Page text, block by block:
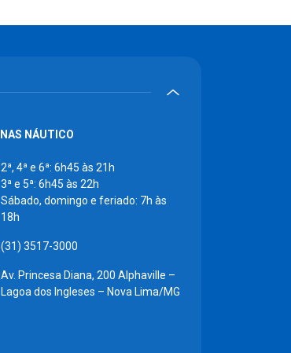
NÁUTICO
2ª, 4ª e 6ª: 6h45 às 21h
3ª e 5ª: 6h45 às 22h
Sábado, domingo e feriado: 7h às
18h
(31) 3517-3000
Av. Princesa Diana, 200 Alphaville –
Lagoa dos Ingleses – Nova Lima/MG